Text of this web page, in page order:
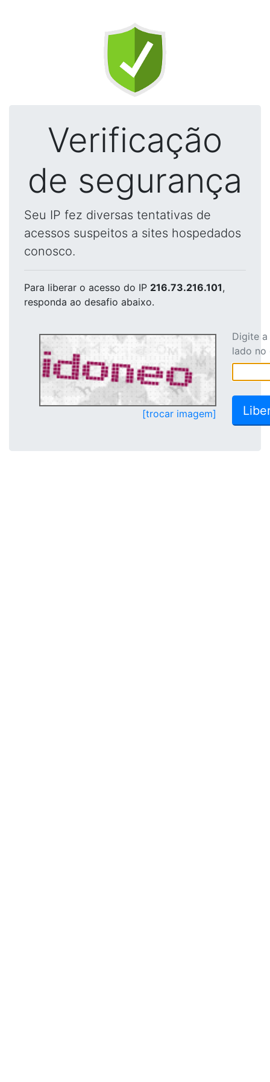
Verificação
de segurança
Seu IP fez diversas tentativas de
acessos suspeitos a sites hospedados
conosco.
Para liberar o acesso do IP 216.73.216.101,
responda ao desafio abaixo.
[trocar imagem]
Digite
lado no